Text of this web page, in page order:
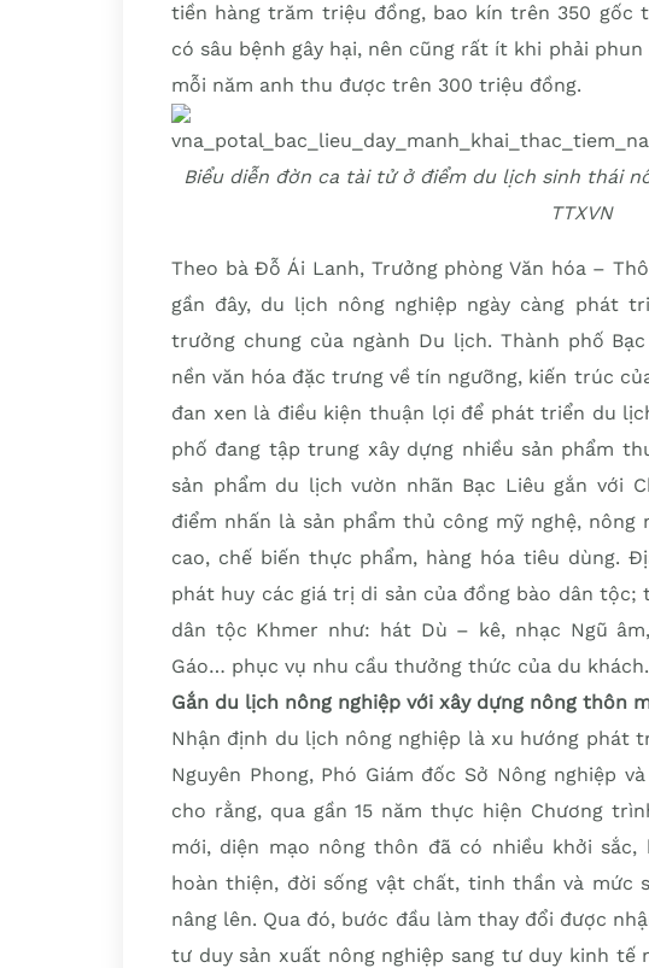
tiền hàng trăm triệu đồng, bao kín trên 350 gốc
có sâu bệnh gây hại, nên cũng rất ít khi phải
mỗi năm anh thu được trên 300 triệu đồng.
Biểu diễn đờn ca tài tử ở điểm du lịch sinh thái
TTXVN
Theo bà Đỗ Ái Lanh, Trưởng phòng Văn hóa –
gần đây, du lịch nông nghiệp ngày càng phát
trưởng chung của ngành Du lịch. Thành phố
nền văn hóa đặc trưng về tín ngưỡng, kiến trúc
đan xen là điều kiện thuận lợi để phát triển du
phố đang tập trung xây dựng nhiều sản phẩm
sản phẩm du lịch vườn nhãn Bạc Liêu gắn với
điểm nhấn là sản phẩm thủ công mỹ nghệ, nông
cao, chế biến thực phẩm, hàng hóa tiêu dùng.
phát huy các giá trị di sản của đồng bào dân
dân tộc Khmer như: hát Dù – kê, nhạc Ngũ
Gáo… phục vụ nhu cầu thưởng thức của du khách.
Gắn du lịch nông nghiệp với xây dựng nông thôn
Nhận định du lịch nông nghiệp là xu hướng phát
Nguyên Phong, Phó Giám đốc Sở Nông nghiệp
cho rằng, qua gần 15 năm thực hiện Chương
mới, diện mạo nông thôn đã có nhiều khởi
hoàn thiện, đời sống vật chất, tinh thần và mức
nâng lên. Qua đó, bước đầu làm thay đổi được
tư duy sản xuất nông nghiệp sang tư duy kinh tế